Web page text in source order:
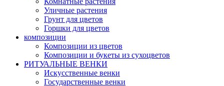
Уличные растения
Грунт для цветов
Горшки для цветов
композиции
Композиции из цветов
Композиции и букеты из сухоцветов
РИТУАЛЬНЫЕ ВЕНКИ
Искусственные венки
Государственные венки